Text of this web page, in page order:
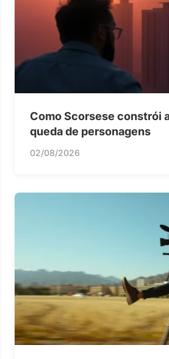
Como Scorsese constrói
queda de personagens
02/08/2026